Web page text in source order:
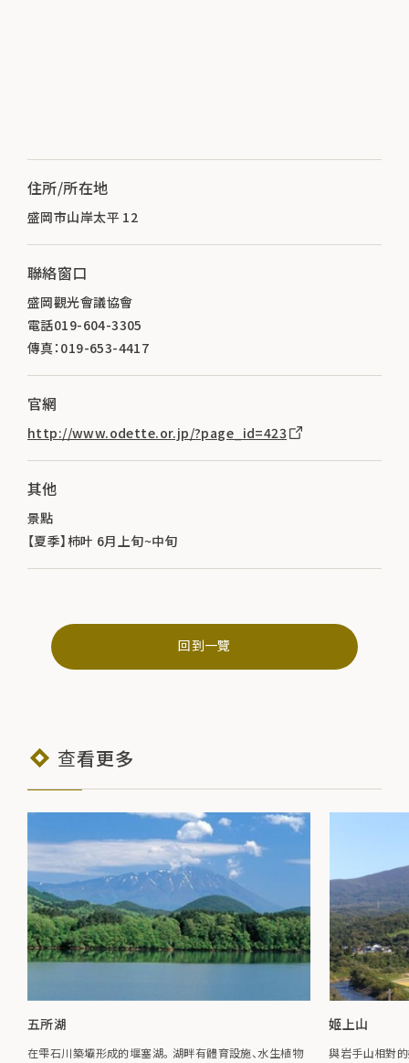
住所/所在地
盛岡市山岸太平 12
聯絡窗口
盛岡觀光會議協會
電話019-604-3305
傳真：019-653-4417
官網
http://www.odette.or.jp/?page_id=423
其他
景點
【夏季】柿叶 6月上旬~中旬
回到一覽
查看更多
五所湖
在雫石川築壩形成的堰塞湖。 湖畔有體育設施、水生植物
姬上山
與岩手山相對